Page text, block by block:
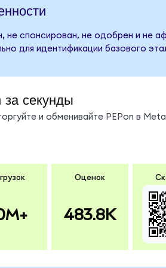
не спонсирован, не одобрен и не
для идентификации базового
секунды
и обменивайте PEPon в
Оценок
483.8K